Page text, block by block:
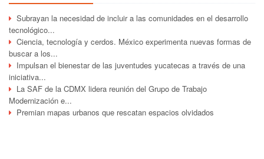
Subrayan la necesidad de incluir a las comunidades en el desarrollo
tecnológico...
Ciencia, tecnología y cerdos. México experimenta nuevas formas de
buscar a los...
Impulsan el bienestar de las juventudes yucatecas a través de una
iniciativa...
La SAF de la CDMX lidera reunión del Grupo de Trabajo
Modernización e...
Premian mapas urbanos que rescatan espacios olvidados